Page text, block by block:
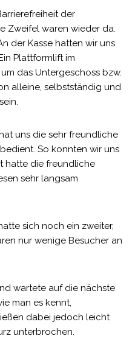
der
Zweifel waren wieder da.
der Kasse hatten wir uns
Plattformlift im
das Untergeschoss bzw.
alleine, selbstständig und
uns die sehr freundliche
So konnten wir uns
hatte die freundliche
sehr langsam
sich noch ein zweiter,
nur wenige Besucher an
wartete auf die nächste
man es kennt,
dabei jedoch leicht
unterbrochen.